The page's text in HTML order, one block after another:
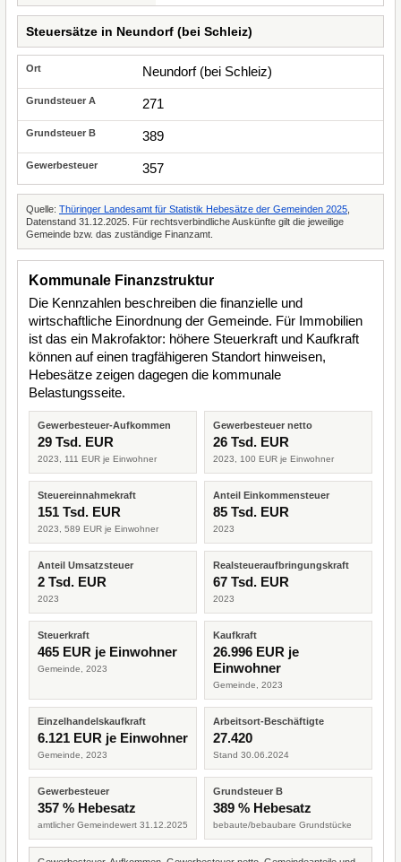
Steuersätze in Neundorf (bei Schleiz)
Neundorf (bei Schleiz)
271
389
357
Quelle: Thüringer Landesamt für Statistik Hebesätze der Gemeinden 2025
Datenstand 31.12.2025. Für rechtsverbindliche Auskünfte gilt die jeweilige
Gemeinde bzw. das zuständige Finanzamt.
Kommunale Finanzstruktur
Die Kennzahlen beschreiben die finanzielle und
wirtschaftliche Einordnung der Gemeinde. Für Immobilien
ist das ein Makrofaktor: höhere Steuerkraft und Kaufkraft
können auf einen tragfähigeren Standort hinweisen,
Hebesätze zeigen dagegen die kommunale
Belastungsseite.
Gewerbesteuer-Aufkommen
29 Tsd. EUR
2023, 111 EUR je Einwohner
Gewerbesteuer netto
26 Tsd. EUR
2023, 100 EUR je Einwohner
Steuereinnahmekraft
151 Tsd. EUR
2023, 589 EUR je Einwohner
Anteil Einkommensteuer
85 Tsd. EUR
2023
Anteil Umsatzsteuer
2 Tsd. EUR
2023
Realsteueraufbringungskraft
67 Tsd. EUR
2023
Steuerkraft
465 EUR je Einwohner
Gemeinde, 2023
Kaufkraft
26.996 EUR je
Einwohner
Gemeinde, 2023
Einzelhandelskaufkraft
6.121 EUR je Einwohner
Gemeinde, 2023
Arbeitsort-Beschäftigte
27.420
Stand 30.06.2024
Gewerbesteuer
357 % Hebesatz
amtlicher Gemeindewert 31.12.2025
Grundsteuer B
389 % Hebesatz
bebaute/bebaubare Grundstücke